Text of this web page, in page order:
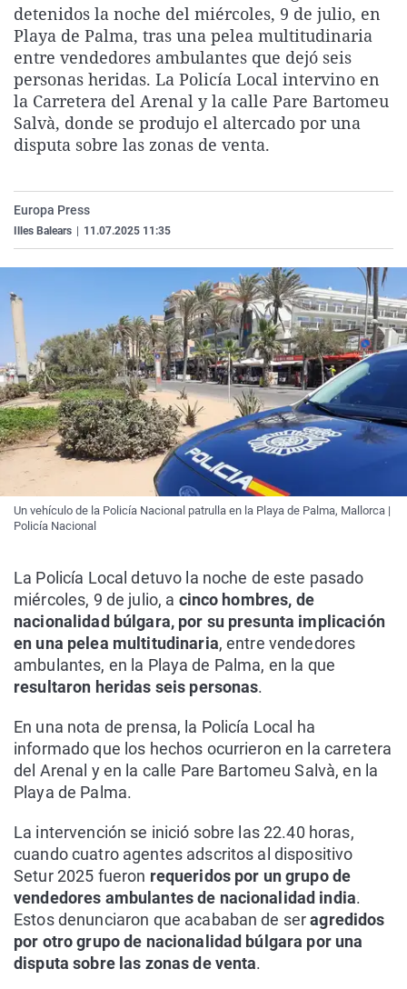
La rosa de los vientos
Gente viajera
Como el perro y el
Caso
Retornados
Equipo de
Operación Viuda
Extremadura
Galicia
La Rioja
Navarra
País Vasco
Virales
Televisión
Elecciones
detenidos la noche del miércoles, 9 de julio, en
Playa de Palma, tras una pelea multitudinaria
entre vendedores ambulantes que dejó seis
personas heridas. La Policía Local intervino en
la Carretera del Arenal y la calle Pare Bartomeu
Salvà, donde se produjo el altercado por una
disputa sobre las zonas de venta.
Europa Press
Illes Balears 11.07.2025 11:35
Un vehículo de la Policía Nacional patrulla en la Playa de Palma, Mallorca |
Policía Nacional
La Policía Local detuvo la noche de este pasado
miércoles, 9 de julio, a cinco hombres, de
nacionalidad búlgara, por su presunta implicación
en una pelea multitudinaria, entre vendedores
ambulantes, en la Playa de Palma, en la que
resultaron heridas seis personas.
En una nota de prensa, la Policía Local ha
informado que los hechos ocurrieron en la carretera
del Arenal y en la calle Pare Bartomeu Salvà, en la
Playa de Palma.
La intervención se inició sobre las 22.40 horas,
cuando cuatro agentes adscritos al dispositivo
Setur 2025 fueron requeridos por un grupo de
vendedores ambulantes de nacionalidad india.
Estos denunciaron que acababan de seragredidos
por otro grupo de nacionalidad búlgara por una
disputa sobre las zonas de venta.